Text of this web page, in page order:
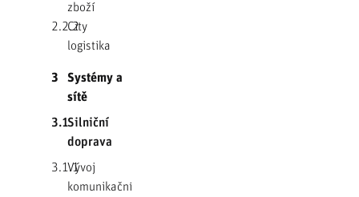
zboží
2.2.2
City
logistika
3
Systémy a
sítě
3.1Silniční
doprava
3.1.1Vývoj
komunikační